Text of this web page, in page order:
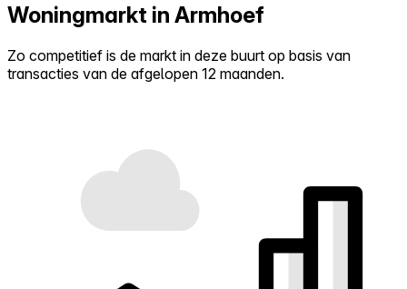
Woningmarkt in Armhoef
Zo competitief is de markt in deze buurt op basis van
transacties van de afgelopen 12 maanden.